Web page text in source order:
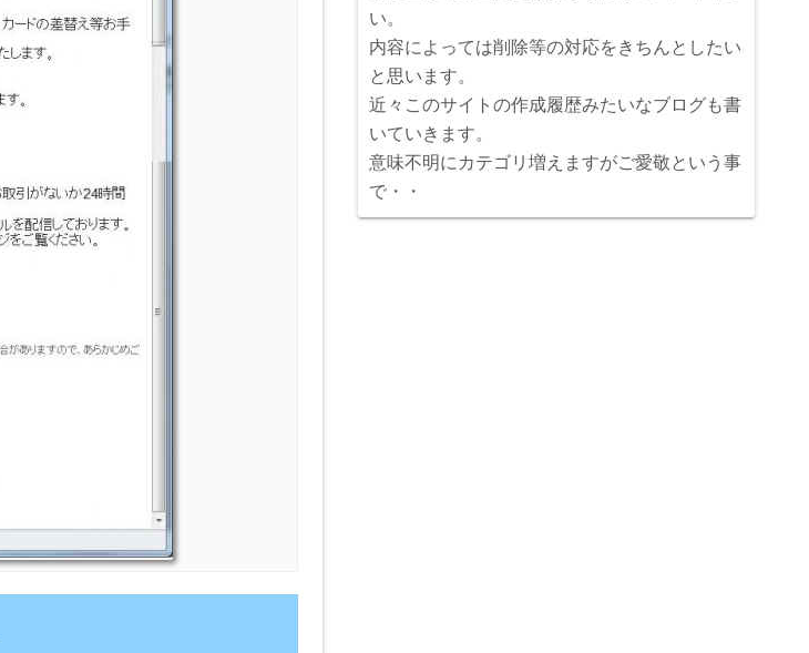
い。
内容によっては削除等の対応をきちんとしたい
と思います。
近々このサイトの作成履歴みたいなブログも書
いていきます。
意味不明にカテゴリ増えますがご愛敬という事
で・・